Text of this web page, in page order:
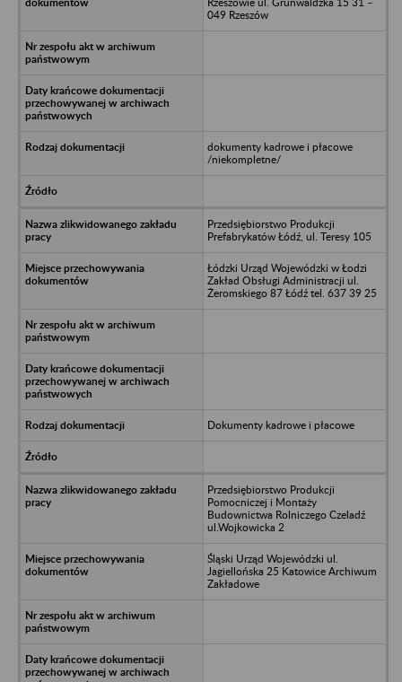
049 Rzeszów
dokumenty kadrowe i płacowe
/niekompletne/
Przedsiębiorstwo Produkcji
Prefabrykatów Łódź, ul. Teresy 105
Łódzki Urząd Wojewódzki w Łodzi
Zakład Obsługi Administracji ul.
Żeromskiego 87 Łódź tel. 637 39 25
Dokumenty kadrowe i płacowe
Przedsiębiorstwo Produkcji
Pomocniczej i Montaży
Budownictwa Rolniczego Czeladź
ul.Wojkowicka 2
Śląski Urząd Wojewódzki ul.
Jagiellońska 25 Katowice Archiwum
Zakładowe